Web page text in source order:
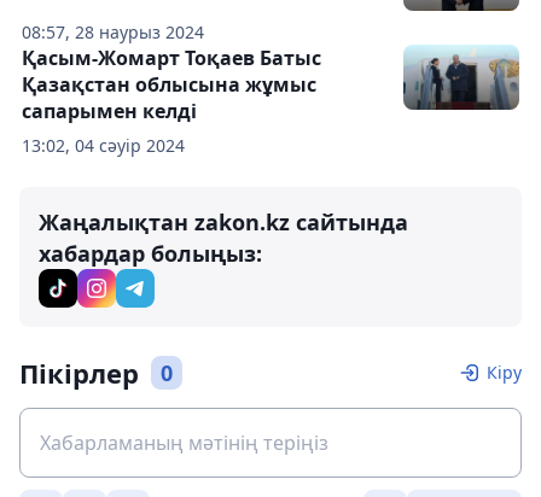
08:57, 28 наурыз 2024
13:02, 04 сәуір 2024
Қасым-Жомарт Тоқаев Батыс
Қазақстан облысына жұмыс
сапарымен келді
Жаңалықтан zakon.kz сайтында
хабардар болыңыз:
Пікірлер 0 Кіру